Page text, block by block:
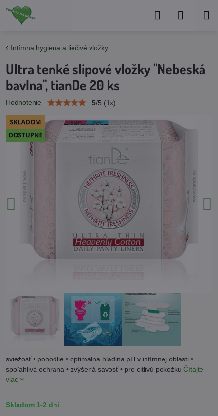
Intímna hygiena a liečivé vložky
Ultra tenké slipové vložky "Nebeská
bavlna", tianDe 20 ks
Hodnotenie 5/5 (1x)
sviežosť • pohodlie • optimálna hladina pH v intímnej oblasti •
spoľahlivá ochrana • zvýšená savosť • pre citlivú pokožku Čítajte
viac
Skladom 1-2 dni